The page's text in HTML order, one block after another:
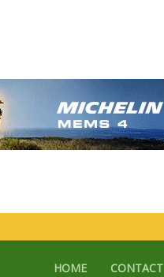
HOME CONTACT